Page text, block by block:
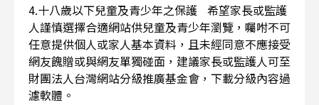
4.十八歲以下兒童及青少年之保護 希望家長或監護
人謹慎選擇合適網站供兒童及青少年瀏覽，囑咐不可
任意提供個人或家人基本資料，且未經同意不應接受
網友餽贈或與網友單獨碰面，建議家長或監護人可至
財團法人台灣網站分級推廣基金會，下載分級內容過
濾軟體。